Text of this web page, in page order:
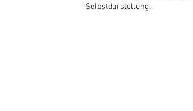
Selbstdarstellung.